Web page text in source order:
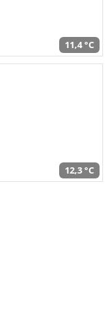
11,4 °C
12,3 °C